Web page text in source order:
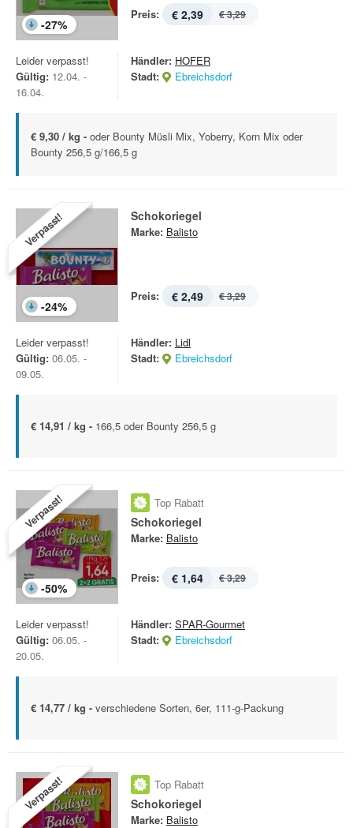
-27%
Preis: € 2,39 € 3,29
Leider verpasst!
Gültig: 12.04. -
16.04.
Händler: HOFER
Stadt:
Ebreichsdorf
€ 9,30 / kg - oder Bounty Müsli Mix, Yoberry, Korn Mix oder
Bounty 256,5 g/166,5 g
Verpasst!
-24%
Schokoriegel
Marke: Balisto
Preis: € 2,49 € 3,29
Leider verpasst!
Gültig: 06.05. -
09.05.
Händler: Lidl
Stadt:
Ebreichsdorf
€ 14,91 / kg - 166,5 oder Bounty 256,5 g
Verpasst!
-50%
Top Rabatt
Schokoriegel
Marke: Balisto
Preis: € 1,64 € 3,29
Leider verpasst!
Gültig: 06.05. -
20.05.
Händler: SPAR-Gourmet
Stadt:
Ebreichsdorf
€ 14,77 / kg - verschiedene Sorten, 6er, 111-g-Packung
Verpasst! Top Rabatt
Schokoriegel
Marke: Balisto